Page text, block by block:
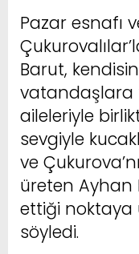
Pazar esnafı
Barut,
vatandaşlara
aileleriyle
sevgiyle
ve
üreten Ayhan
ettiği noktaya
söyledi.